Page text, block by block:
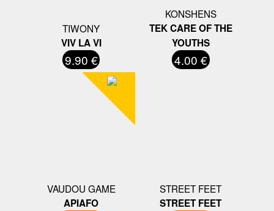
TIWONY
VIV LA VI
9.90 €
KONSHENS
TEK CARE OF THE
YOUTHS
4.00 €
VAUDOU GAME
APIAFO
STREET FEET
STREET FEET